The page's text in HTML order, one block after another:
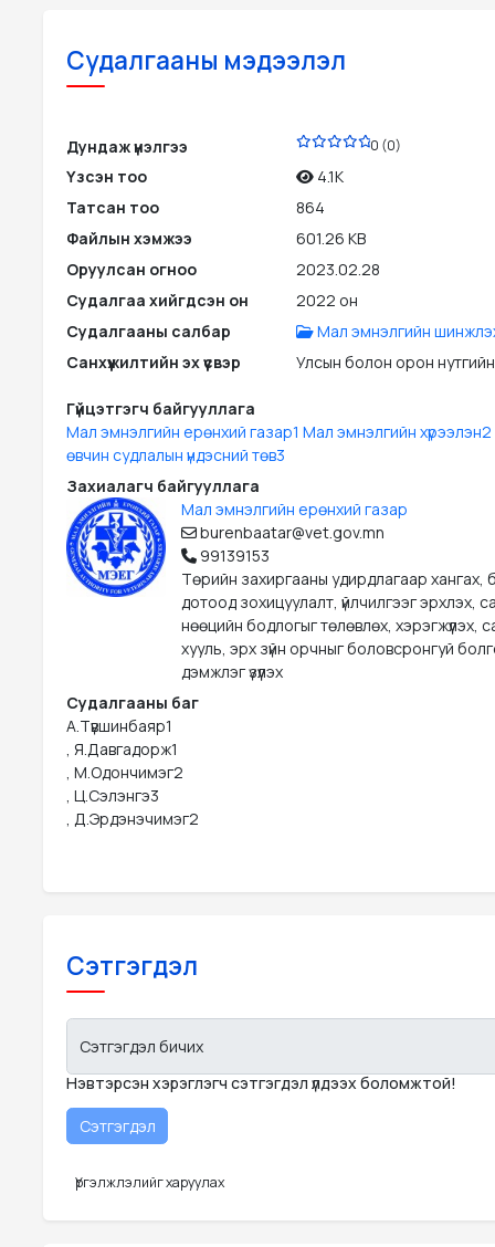
Судалгааны мэдээлэл
Дундаж үнэлгээ 0 (0)
Үзсэн тоо
4.1K
Татсан тоо
864
Файлын хэмжээ
601.26 KB
Оруулсан огноо
2023.02.28
Судалгаа хийгдсэн он
2022 он
Судалгааны салбар
Мал эмнэлгийн
Санхүүжилтийн эх үүсвэр
Улсын болон орон
Гүйцэтгэгч байгууллага
Мал эмнэлгийн ерөнхий газар1 Мал эмнэлгийн
өвчин судлалын үндэсний төв3
Захиалагч байгууллага
Мал эмнэлгийн ерөнхий газар
burenbaatar@vet.gov.mn
99139153
Төрийн захиргааны удирдлагаар хангах,
дотоод зохицуулалт, үйлчилгээг эрхлэх,
нөөцийн бодлогыг төлөвлөх, хэрэгжүүлэх,
хууль, эрх зүйн орчныг боловсронгуй
дэмжлэг үзүүлэх
Судалгааны баг
А.Түвшинбаяр1
, Я.Давгадорж1
, М.Одончимэг2
, Ц.Сэлэнгэ3
, Д.Эрдэнэчимэг2
Сэтгэгдэл
Сэтгэгдэл бичих
Нэвтэрсэн хэрэглэгч сэтгэгдэл үлдээх боломжтой!
Үргэлжлэлийг харуулах